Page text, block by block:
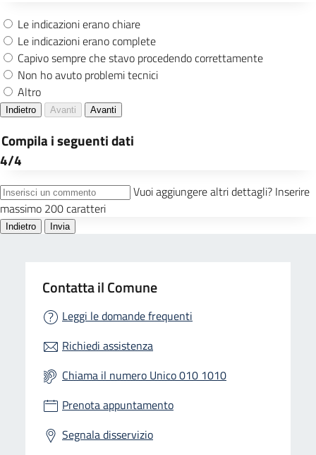
Contatta il Comune
Leggi le domande frequenti
Richiedi assistenza
Chiama il numero Unico 010 1010
Prenota appuntamento
Segnala disservizio